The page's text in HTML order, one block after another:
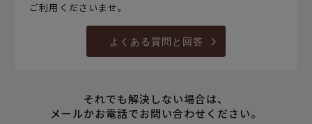
ご利用くださいませ。
よくある質問と回答
それでも解決しない場合は、
メールかお電話でお問い合わせください。